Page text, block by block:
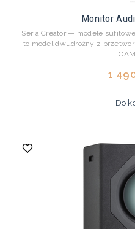
Monitor
Seria Creator — modele
to model dwudrożny z
1
Do